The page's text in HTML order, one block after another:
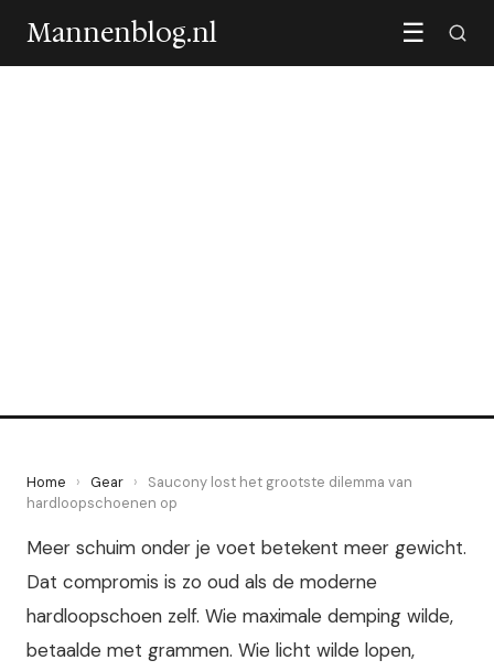
Mannenblog.nl ☰
Home › Gear ›
Saucony lost het grootste dilemma van
hardloopschoenen op
Meer schuim onder je voet betekent meer gewicht.
Dat compromis is zo oud als de moderne
hardloopschoen zelf. Wie maximale demping wilde,
betaalde met grammen. Wie licht wilde lopen,